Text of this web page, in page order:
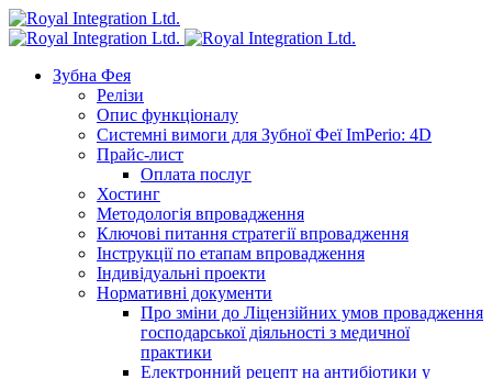
Зубна Фея
Релізи
Опис функціоналу
Системні вимоги для Зубної Феї ImPerio: 4D
Прайс-лист
Оплата послуг
Хостинг
Методологія впровадження
Ключові питання стратегії впровадження
Інструкції по етапам впровадження
Індивідуальні проекти
Нормативні документи
Про зміни до Ліцензійних умов провадження
господарської діяльності з медичної
практики
Електронний рецепт на антибіотики у